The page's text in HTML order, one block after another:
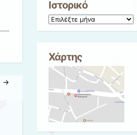
→
Ιστορικό
Ιστορικό
Χάρτης